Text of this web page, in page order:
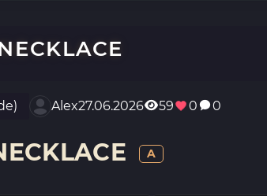
Alex27.06.2026 59 0 0
A